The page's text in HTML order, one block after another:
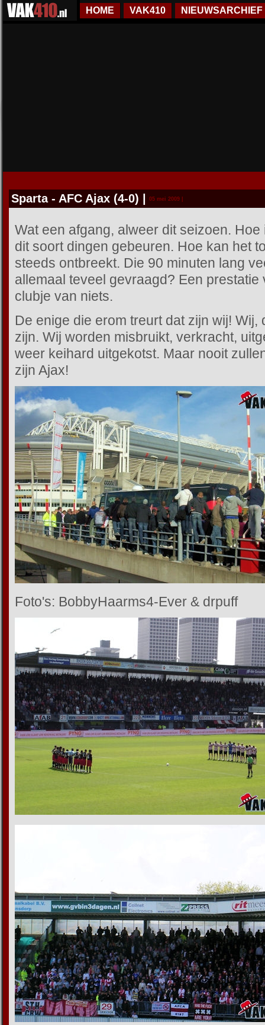
HOME VAK410 NIEUWSARCHIEF
Sparta - AFC Ajax (4-0) 05 mei 2009 |
Wat een afgang, alweer dit seizoen.
dit soort dingen gebeuren. Hoe kan het
steeds ontbreekt. Die 90 minuten lang
allemaal teveel gevraagd? Een prestatie
clubje van niets.
De enige die erom treurt dat zijn wij!
zijn. Wij worden misbruikt, verkracht,
weer keihard uitgekotst. Maar nooit
zijn Ajax!
Foto's: BobbyHaarms4-Ever & drpuff